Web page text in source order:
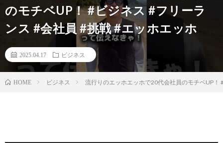
のモチベUP！ #ビジネス #フリーラ
ンス #会社員 #挑戦 #エッホエッホ
2025.04.17 ビジネス
HOME ビジネス 流行りのエッホエッホで20代会社員のモチベUP！